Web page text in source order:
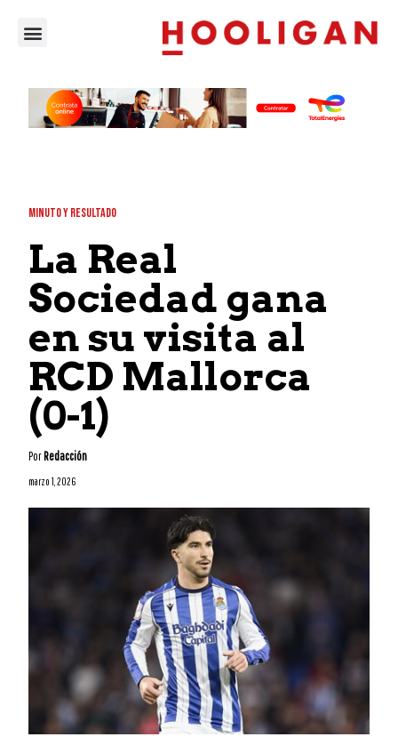
MINUTO Y RESULTADO
La Real
Sociedad gana
en su visita al
RCD Mallorca
(0-1)
PorRedacción
marzo 1, 2026